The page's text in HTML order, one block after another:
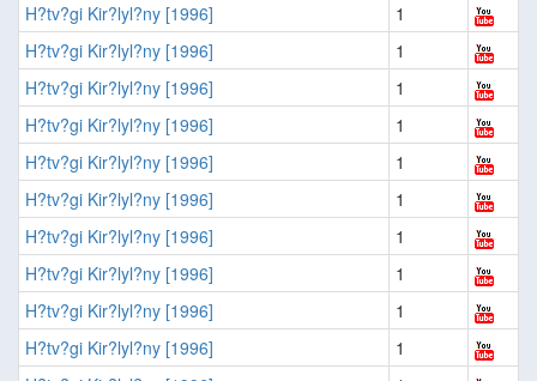
H?tv?gi Kir?lyl?ny [1996]
1
H?tv?gi Kir?lyl?ny [1996]
1
H?tv?gi Kir?lyl?ny [1996]
1
H?tv?gi Kir?lyl?ny [1996]
1
H?tv?gi Kir?lyl?ny [1996]
1
H?tv?gi Kir?lyl?ny [1996]
1
H?tv?gi Kir?lyl?ny [1996]
1
H?tv?gi Kir?lyl?ny [1996]
1
H?tv?gi Kir?lyl?ny [1996]
1
H?tv?gi Kir?lyl?ny [1996]
1